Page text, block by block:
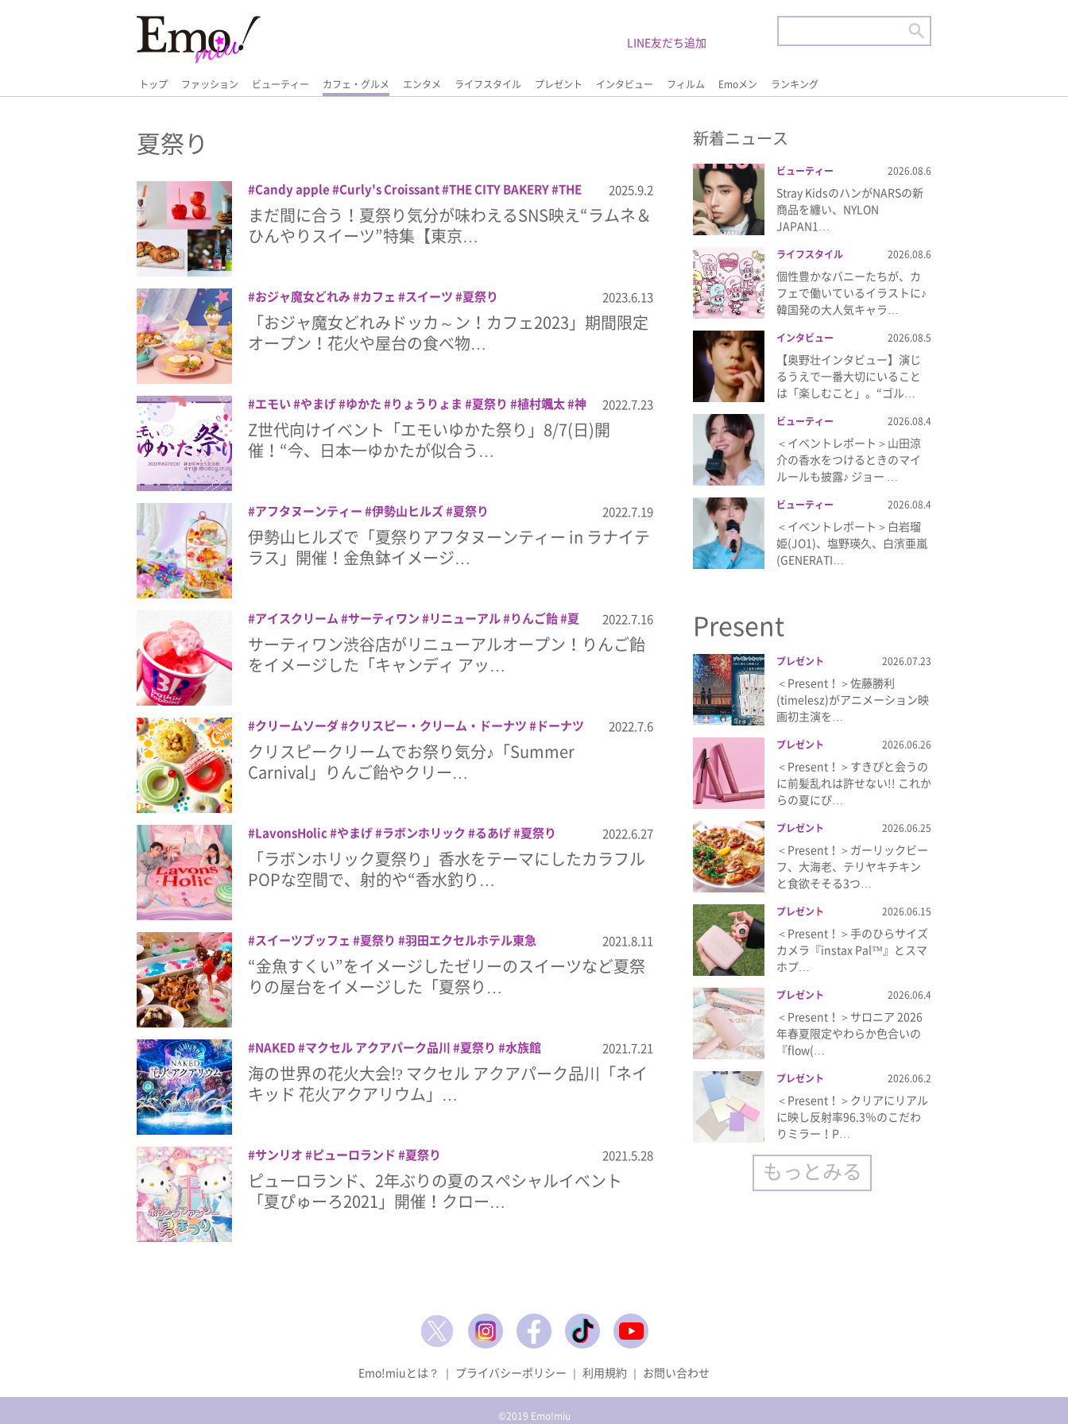
トップ ファッション ビューティー カフェ・グルメ エンタメ ライフスタイル プレゼント インタビュー フィルム Emoメン ランキング
LINE友だち追加
夏祭り
Candy apple Curly's Croissant THE CITY BAKERY THE
ROOF いちごシェイク クラマエカヌレ シェイク
スイーツ
チョコミント
ぶた串カツ ラムネ りんご飴 夏祭り
2025.9.2
まだ間に合う！夏祭り気分が味わえるSNS映え“ラムネ＆
ひんやりスイーツ”特集【東京…
おジャ魔女どれみ カフェ スイーツ 夏祭り 2023.6.13
「おジャ魔女どれみドッカ～ン！カフェ2023」期間限定
オープン！花火や屋台の食べ物…
エモい やまげ ゆかた りょうりょま 夏祭り 植村颯太 神
田明神文化交流館EDOCCO STUDIO
2022.7.23
Z世代向けイベント「エモいゆかた祭り」8/7(日)開
催！“今、日本一ゆかたが似合う…
アフタヌーンティー 伊勢山ヒルズ 夏祭り 2022.7.19
伊勢山ヒルズで「夏祭りアフタヌーンティー in ラナイテ
ラス」開催！金魚鉢イメージ…
アイスクリーム サーティワン リニューアル りんご飴 夏
祭り
渋谷
2022.7.16
サーティワン渋谷店がリニューアルオープン！りんご飴
をイメージした「キャンディ アッ…
クリームソーダ クリスピー・クリーム・ドーナツ
ドーナツ
ポップコーン
りんご飴 夏祭り
2022.7.6
クリスピークリームでお祭り気分♪「Summer
Carnival」りんご飴やクリー…
LavonsHolic やまげ ラボンホリック るあげ 夏祭り 2022.6.27
「ラボンホリック夏祭り」香水をテーマにしたカラフル
POPな空間で、射的や“香水釣り…
スイーツブッフェ 夏祭り 羽田エクセルホテル東急 2021.8.11
“金魚すくい”をイメージしたゼリーのスイーツなど夏祭
りの屋台をイメージした「夏祭り…
NAKED マクセル アクアパーク品川 夏祭り 水族館 2021.7.21
海の世界の花火大会!? マクセル アクアパーク品川「ネイ
キッド 花火アクアリウム」…
サンリオ ピューロランド 夏祭り 2021.5.28
ピューロランド、2年ぶりの夏のスペシャルイベント
「夏ぴゅーろ2021」開催！クロー…
新着ニュース
ビューティー 2026.08.6
Stray KidsのハンがNARSの新
商品を纏い、NYLON
JAPAN1…
ライフスタイル 2026.08.6
個性豊かなバニーたちが、カ
フェで働いているイラストに♪
韓国発の大人気キャラ…
インタビュー 2026.08.5
【奥野壮インタビュー】演じ
るうえで一番大切にいること
は「楽しむこと」。“ゴル…
ビューティー 2026.08.4
＜イベントレポート＞山田涼
介の香水をつけるときのマイ
ルールも披露♪ ジョー …
ビューティー 2026.08.4
＜イベントレポート＞白岩瑠
姫(JO1)、塩野瑛久、白濱亜嵐
(GENERATI…
Present
プレゼント 2026.07.23
＜Present！＞佐藤勝利
(timelesz)がアニメーション映
画初主演を…
プレゼント 2026.06.26
＜Present！＞すきぴと会うの
に前髪乱れは許せない!! これか
らの夏にぴ…
プレゼント 2026.06.25
＜Present！＞ガーリックビー
フ、大海老、テリヤキチキン
と食欲そそる3つ…
プレゼント 2026.06.15
＜Present！＞手のひらサイズ
カメラ『instax Pal™』とスマ
ホプ…
プレゼント 2026.06.4
＜Present！＞サロニア 2026
年春夏限定やわらか色合いの
『flow(…
プレゼント 2026.06.2
＜Present！＞クリアにリアル
に映し反射率96.3％のこだわ
りミラー！P…
もっとみる
Emo!miuとは？ ｜ プライバシーポリシー ｜ 利用規約 ｜ お問い合わせ
©2019 Emo!miu